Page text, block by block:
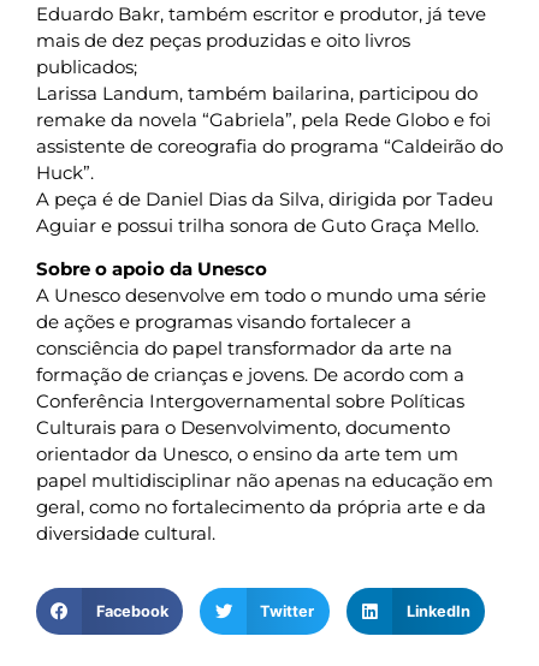
Eduardo Bakr, também escritor e produtor, já teve
mais de dez peças produzidas e oito livros
publicados;
Larissa Landum, também bailarina, participou do
remake da novela “Gabriela”, pela Rede Globo e foi
assistente de coreografia do programa “Caldeirão do
Huck”.
A peça é de Daniel Dias da Silva, dirigida por Tadeu
Aguiar e possui trilha sonora de Guto Graça Mello.
Sobre o apoio da Unesco
A Unesco desenvolve em todo o mundo uma série
de ações e programas visando fortalecer a
consciência do papel transformador da arte na
formação de crianças e jovens. De acordo com a
Conferência Intergovernamental sobre Políticas
Culturais para o Desenvolvimento, documento
orientador da Unesco, o ensino da arte tem um
papel multidisciplinar não apenas na educação em
geral, como no fortalecimento da própria arte e da
diversidade cultural.
Facebook Twitter LinkedIn